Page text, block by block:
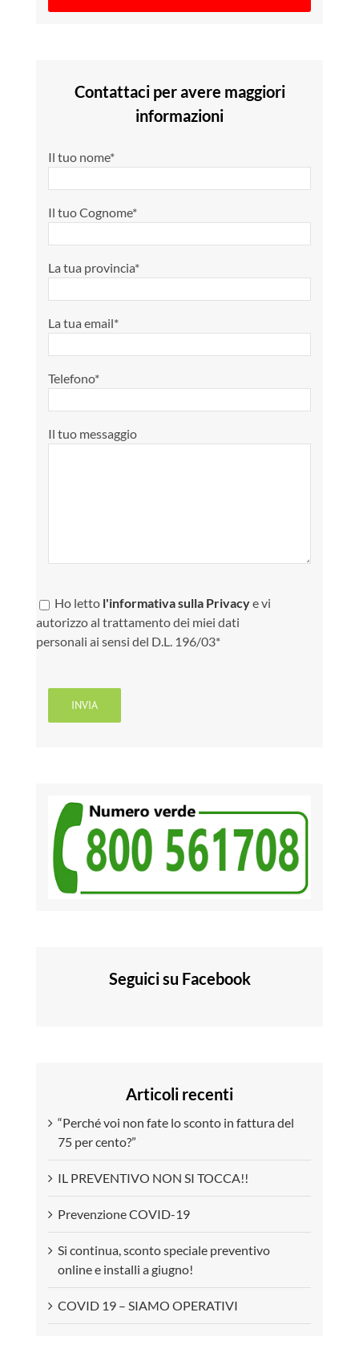
Contattaci per avere maggiori
informazioni
Il tuo nome*
Il tuo Cognome*
La tua provincia*
La tua email*
Telefono*
Il tuo messaggio
Ho letto l'informativa sulla Privacye vi
autorizzo al trattamento dei miei dati
personali ai sensi del D.L. 196/03*
Seguici su Facebook
Articoli recenti
“Perché voi non fate lo sconto in fattura del
75 per cento?”
IL PREVENTIVO NON SI TOCCA!!
Prevenzione COVID-19
Si continua, sconto speciale preventivo
online e installi a giugno!
COVID 19 – SIAMO OPERATIVI